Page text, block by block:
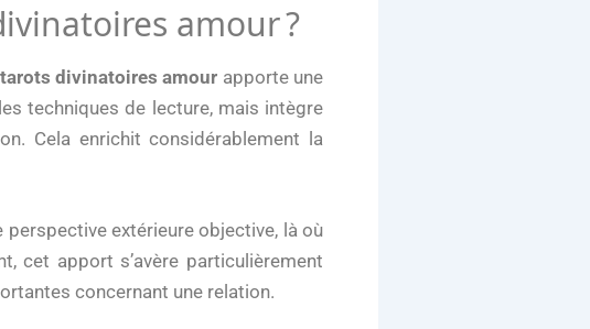
amour ?
tarots divinatoires amour apporte une
techniques de lecture, mais intègre
Cela enrichit considérablement la
extérieure objective, là où
cet apport s’avère particulièrement
concernant une relation.